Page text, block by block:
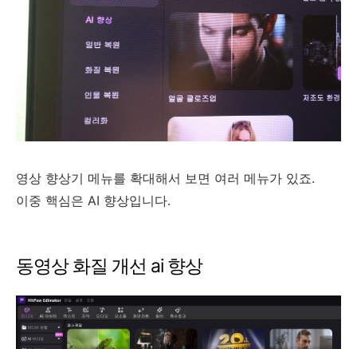
영상 향상기 메뉴를 확대해서 보면 여러 메뉴가 있죠.
이중 핵심은 AI 향상입니다.
동영상 화질 개선 ai 향상